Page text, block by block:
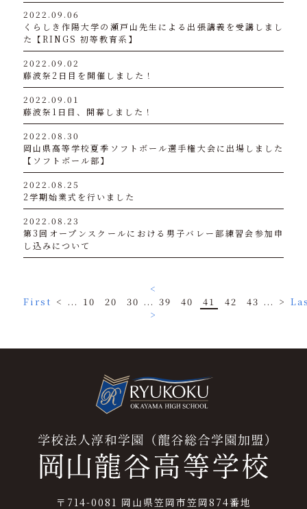
2022.09.06
くらしき作陽大学の瀬戸山先生による出張講義を受講しまし
た【RINGS 初等教育系】
2022.09.02
藤波祭2日目を開催しました！
2022.09.01
藤波祭1日目、開幕しました！
2022.08.30
岡山県高等学校夏季ソフトボール選手権大会に出場しました
【ソフトボール部】
2022.08.25
2学期始業式を行いました
2022.08.23
第3回オープンスクールにおける男子バレー部練習会参加申
し込みについて
<
First < ... 10 20 30 ... 39 40 41 42 43 ... >
>
〒714-0081 岡山県笠岡市笠岡874番地